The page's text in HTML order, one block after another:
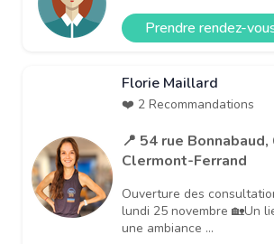
Prendre rendez-
Florie Maillard
❤️ 2 Recommandations
📍 54 rue
Clermont-Ferrand
Ouverture des
lundi 25 novembre 🏡Un
une ambiance ...